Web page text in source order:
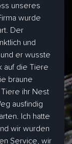
unseres
wurde
Der
und
er wusste
auf die Tiere
braune
ihr Nest
ausfindig
Ich hatte
wir wurden
Service, wir